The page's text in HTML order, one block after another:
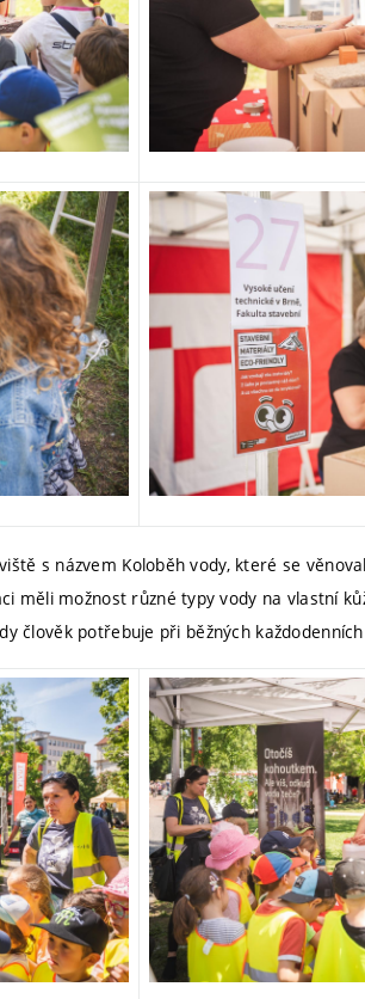
s názvem Koloběh vody, které se
měli možnost různé typy vody na vlastní
člověk potřebuje při běžných